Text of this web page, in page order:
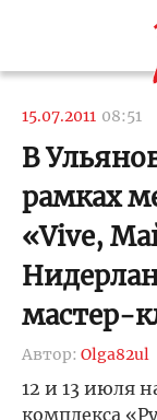
15.07.2011 08:51
В
рамках
«Vive,
мастер-
Автор: Olga82ul
12 и 13 июля
комплекса